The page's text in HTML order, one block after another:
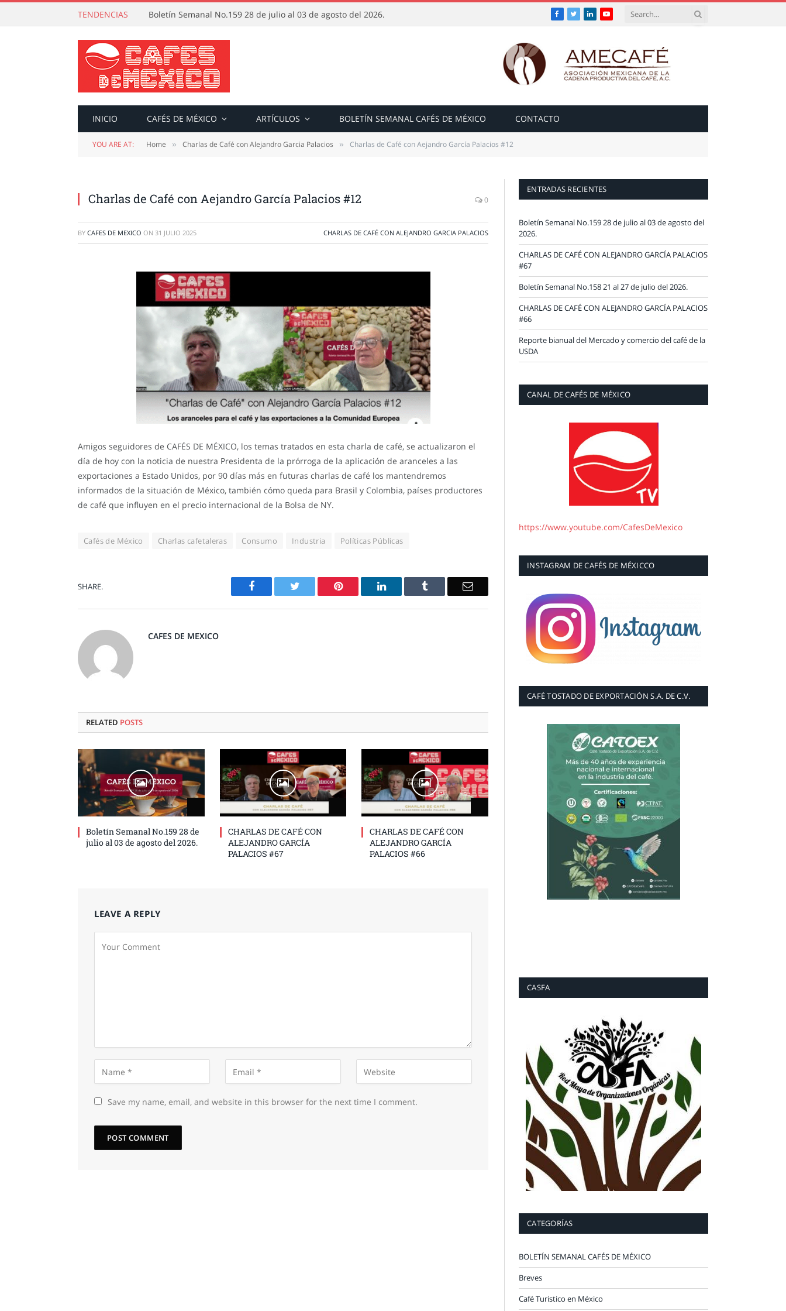
TENDENCIAS Boletín Semanal No.159 28 de julio al 03 de agosto del 2026. Facebook
TwitterLinkedInYouTube
INICIO CAFÉS DE MÉXICO ARTÍCULOS BOLETÍN SEMANAL CAFÉS DE MÉXICO CONTACTO
YOU ARE AT: Home » Charlas de Café con Alejandro Garcia Palacios » Charlas de Café con Aejandro García Palacios #12
Charlas de Café con Aejandro García Palacios #12 0
BY CAFES DE MEXICO ON 31 JULIO 2025 CHARLAS DE CAFÉ CON ALEJANDRO GARCIA PALACIOS
Amigos seguidores de CAFÉS DE MÉXICO, los temas tratados en esta charla de café, se actualizaron el
día de hoy con la noticia de nuestra Presidenta de la prórroga de la aplicación de aranceles a las
exportaciones a Estado Unidos, por 90 días más en futuras charlas de café los mantendremos
informados de la situación de México, también cómo queda para Brasil y Colombia, países productores
de café que influyen en el precio internacional de la Bolsa de NY.
Cafés de México Charlas cafetaleras Consumo Industria Políticas Públicas
SHARE. Facebook Twitter Pinterest LinkedIn Tumblr Email
CAFES DE MEXICO
RELATED POSTS
Boletín Semanal No.159 28 de
julio al 03 de agosto del 2026.
CHARLAS DE CAFÉ CON
ALEJANDRO GARCÍA
PALACIOS #67
CHARLAS DE CAFÉ CON
ALEJANDRO GARCÍA
PALACIOS #66
LEAVE A REPLY
Save my name, email, and website in this browser for the next time I comment.
ENTRADAS RECIENTES
Boletín Semanal No.159 28 de julio al 03 de agosto del
2026.
CHARLAS DE CAFÉ CON ALEJANDRO GARCÍA PALACIOS
#67
Boletín Semanal No.158 21 al 27 de julio del 2026.
CHARLAS DE CAFÉ CON ALEJANDRO GARCÍA PALACIOS
#66
Reporte bianual del Mercado y comercio del café de la
USDA
CANAL DE CAFÉS DE MÉXICO
https://www.youtube.com/CafesDeMexico
INSTAGRAM DE CAFÉS DE MÉXICCO
CAFÉ TOSTADO DE EXPORTACIÓN S.A. DE C.V.
CASFA
CATEGORÍAS
BOLETÍN SEMANAL CAFÉS DE MÉXICO
Breves
Café Turistico en México